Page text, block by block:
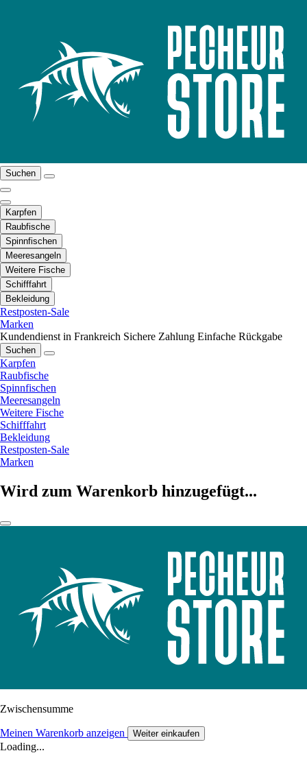
Suchen
Karpfen
Raubfische
Spinnfischen
Meeresangeln
Weitere Fische
Schifffahrt
Bekleidung
Restposten-Sale
Marken
Kundendienst in Frankreich Sichere Zahlung Einfache Rückgabe
Suchen
Karpfen
Raubfische
Spinnfischen
Meeresangeln
Weitere Fische
Schifffahrt
Bekleidung
Restposten-Sale
Marken
Wird zum Warenkorb hinzugefügt...
Zwischensumme
Meinen Warenkorb anzeigen Weiter einkaufen
Loading...